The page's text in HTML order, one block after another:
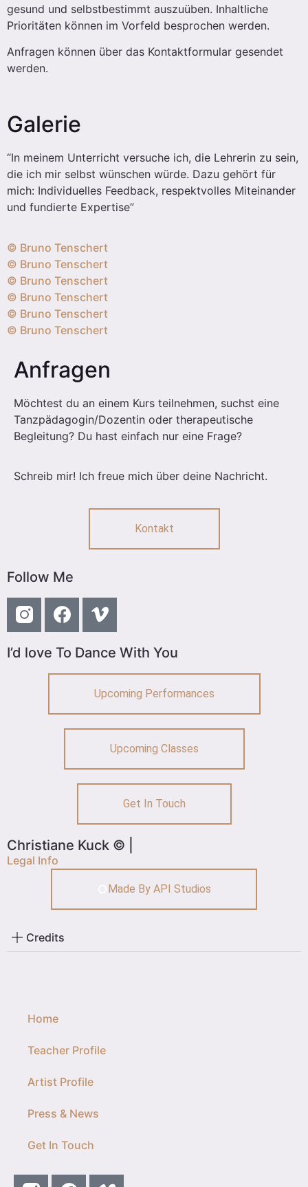
gesund und selbstbestimmt auszuüben. Inhaltliche
Prioritäten können im Vorfeld besprochen werden.
Anfragen können über das Kontaktformular gesendet
werden.
Galerie
“In meinem Unterricht versuche ich, die Lehrerin zu sein,
die ich mir selbst wünschen würde. Dazu gehört für
mich: Individuelles Feedback, respektvolles Miteinander
und fundierte Expertise”
© Bruno Tenschert
© Bruno Tenschert
© Bruno Tenschert
© Bruno Tenschert
© Bruno Tenschert
© Bruno Tenschert
Anfragen
Möchtest du an einem Kurs teilnehmen, suchst eine
Tanzpädagogin/Dozentin oder therapeutische
Begleitung? Du hast einfach nur eine Frage?
Schreib mir! Ich freue mich über deine Nachricht.
Kontakt
Christiane Kuck © |
Legal Info
Made By API Studios
I’d love To Dance With You
Upcoming Performances
Upcoming Classes
Get In Touch
Follow Me
Credits
Home
Teacher Profile
Artist Profile
Press & News
Get In Touch